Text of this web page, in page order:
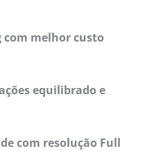
com melhor custo
equilibrado e
com resolução Full